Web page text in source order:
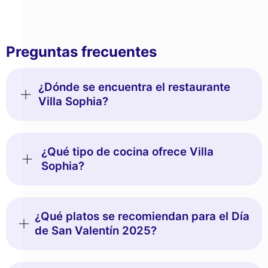
Preguntas frecuentes
¿Dónde se encuentra el restaurante
Villa Sophia?
¿Qué tipo de cocina ofrece Villa
Sophia?
¿Qué platos se recomiendan para el Día
de San Valentín 2025?